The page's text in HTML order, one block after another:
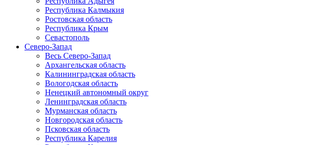
Республика Калмыкия
Ростовская область
Республика Крым
Севастополь
Северо-Запад
Весь Северо-Запад
Архангельская область
Калининградская область
Вологодская область
Ненецкий автономный округ
Ленинградская область
Мурманская область
Новгородская область
Псковская область
Республика Карелия